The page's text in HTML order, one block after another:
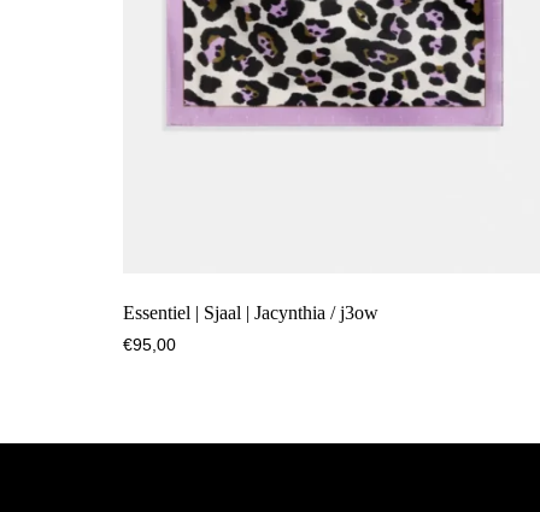
Essentiel | Sjaal | Jacynthia / j3ow
€95,00